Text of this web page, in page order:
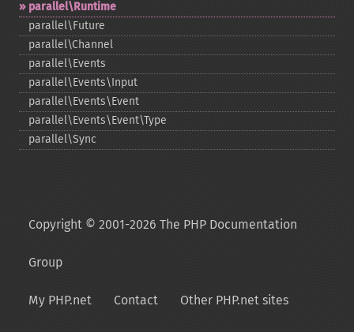
parallel\Runtime
parallel\Future
parallel\Channel
parallel\Events
parallel\Events\Input
parallel\Events\Event
parallel\Events\Event\Type
parallel\Sync
Copyright © 2001-2026 The PHP Documentation
Group
My PHP.net Contact Other PHP.net sites